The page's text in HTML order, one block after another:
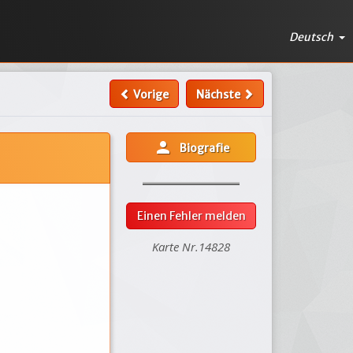
Deutsch
Vorige Nächste
person Biografie
Einen Fehler melden
Karte Nr.14828